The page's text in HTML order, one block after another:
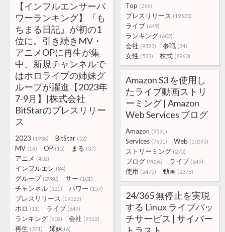
Top (266)
プレスリリース (19523)
ライブ (649)
ランキング (602)
会社 (9322) 参戦 (24)
女性 (522) 株式 (8960)
【インフルエンサーパ
ワーランキング】『も
ちまる日記』が初の1
位に。引き続きMV・
アニメOPに再生が集
中、新規チャンネルで
はホロライブの姉妹グ
ループが躍進【2023年
7-9月】|株式会社
BitStarのプレスリリー
ス
2023 (1936) BitStar (52)
MV (18) OP (15) まる (37)
アニメ (402)
インフルエン (84)
グループ (2980) サー (101)
チャンネル (321) パワー (157)
プレスリリース (19523)
ホロ (11) ライブ (649)
ランキング (602) 会社 (9322)
再生 (371) 姉妹 (6)
Amazon S3 を使用し
たライブ動画ストリ
ーミング | Amazon
Web Services ブログ
Amazon (9591)
Services (7631) Web (10593)
ストリーミング (275)
ブログ (9054) ライブ (649)
使用 (2475) 動画 (2378)
24/365 無停止を実現
する Linux ライブパッ
チサービス | サイバー